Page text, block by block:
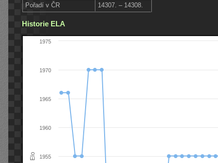
Pořadí v ČR
14307. – 14308.
Historie ELA
Elo 1955
1960
1965
1970
1975